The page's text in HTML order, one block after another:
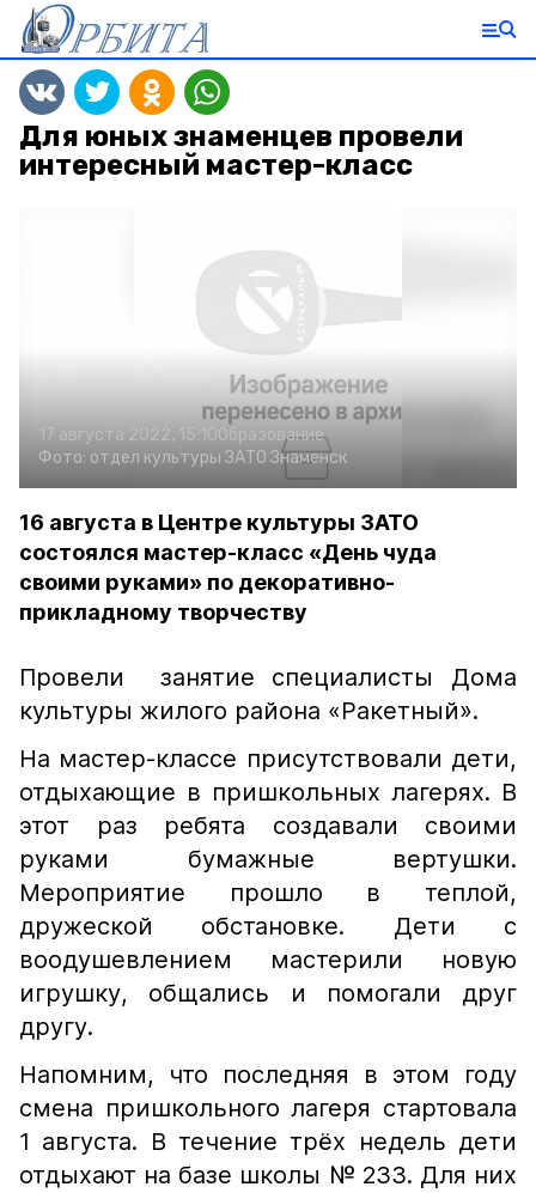
Для юных знаменцев провели
интересный мастер-класс
17 августа 2022, 15:10Образование
Фото: отдел культуры ЗАТО Знаменск
16 августа в Центре культуры ЗАТО
состоялся мастер-класс «День чуда
своими руками» по декоративно-
прикладному творчеству
Провели занятие специалисты Дома
культуры жилого района «Ракетный».
На мастер-классе присутствовали дети,
отдыхающие в пришкольных лагерях. В
этот раз ребята создавали своими
руками бумажные вертушки.
Мероприятие прошло в теплой,
дружеской обстановке. Дети с
воодушевлением мастерили новую
игрушку, общались и помогали друг
другу.
Напомним, что последняя в этом году
смена пришкольного лагеря стартовала
1 августа. В течение трёх недель дети
отдыхают на базе школы № 233. Для них